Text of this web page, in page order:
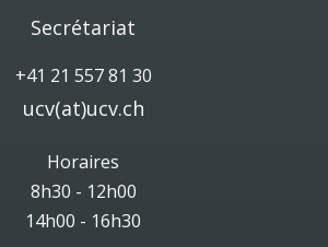
Secrétariat
+41 21 557 81 30
ucv(at)ucv.ch
Horaires
8h30 - 12h00
14h00 - 16h30